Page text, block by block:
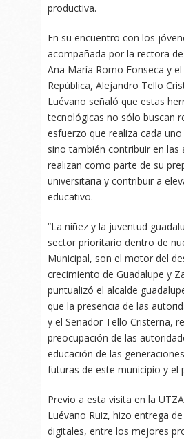
productiva.
En su encuentro con los
acompañada por la rectora
Ana María Romo Fonseca y
República, Alejandro Tello
Luévano señaló que estas
tecnológicas no sólo buscan
esfuerzo que realiza cada
sino también contribuir en las
realizan como parte de su
universitaria y contribuir a
educativo.
“La niñez y la juventud
sector prioritario dentro de
Municipal, son el motor del
crecimiento de Guadalupe y
puntualizó el alcalde
que la presencia de las
y el Senador Tello Cristerna,
preocupación de las
educación de las
futuras de este municipio y el
Previo a esta visita en la
Luévano Ruiz, hizo entrega
digitales, entre los mejores